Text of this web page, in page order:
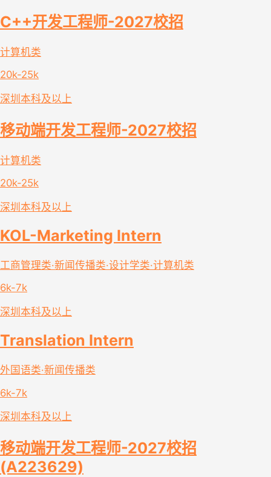
C++开发工程师-2027校招
计算机类
20k-25k
深圳 本科及以上
移动端开发工程师-2027校招
计算机类
20k-25k
深圳 本科及以上
KOL-Marketing Intern
工商管理类·新闻传播类·设计学类·计算机类
6k-7k
深圳 本科及以上
Translation Intern
外国语类·新闻传播类
6k-7k
深圳 本科及以上
移动端开发工程师-2027校招
(A223629)